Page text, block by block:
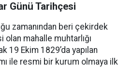
Günü Tarihçesi
zamanından beri çekirdek
mahalle muhtarlığı
19 Ekim 1829’da yapılan
ile resmi bir kurum olmaya ilk